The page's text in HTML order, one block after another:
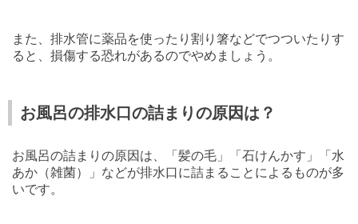
また、排水管に薬品を使ったり割り箸などでつついたりす
ると、損傷する恐れがあるのでやめましょう。
お風呂の排水口の詰まりの原因は？
お風呂の詰まりの原因は、「髪の毛」「石けんかす」「水
あか（雑菌）」などが排水口に詰まることによるものが多
いです。